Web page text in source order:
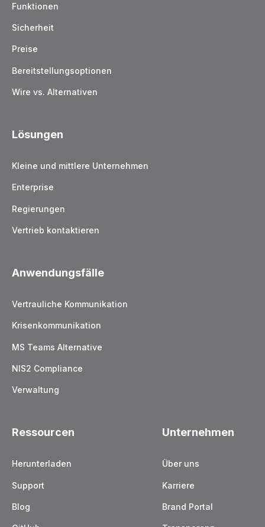
Funktionen
Sicherheit
Preise
Bereitstellungsoptionen
Wire vs. Alternativen
Lösungen
Kleine und mittlere Unternehmen
Enterprise
Regierungen
Vertrieb kontaktieren
Anwendungsfälle
Vertrauliche Kommunikation
Krisenkommunikation
MS Teams Alternative
NIS2 Compliance
Verwaltung
Ressourcen
Herunterladen
Support
Blog
Unternehmen
Über uns
Karriere
Brand Portal